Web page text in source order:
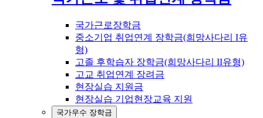
국가근로장학금
중소기업 취업연계 장학금(희망사다리 I유
형)
고졸 후학습자 장학금(희망사다리 II유형)
고교 취업연계 장려금
현장실습 지원금
현장실습 기업현장교육 지원
국가우수 장학금